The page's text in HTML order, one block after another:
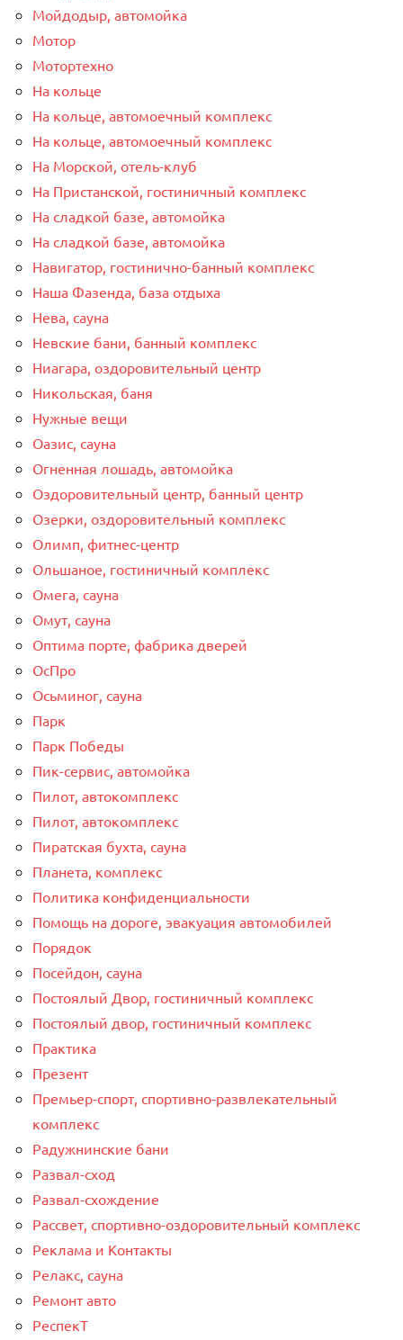
Мойдодыр, автомойка
Мотор
Мотортехно
На кольце
На кольце, автомоечный комплекс
На кольце, автомоечный комплекс
На Морской, отель-клуб
На Пристанской, гостиничный комплекс
На сладкой базе, автомойка
На сладкой базе, автомойка
Навигатор, гостинично-банный комплекс
Наша Фазенда, база отдыха
Нева, сауна
Невские бани, банный комплекс
Ниагара, оздоровительный центр
Никольская, баня
Нужные вещи
Оазис, сауна
Огненная лошадь, автомойка
Оздоровительный центр, банный центр
Озерки, оздоровительный комплекс
Олимп, фитнес-центр
Ольшаное, гостиничный комплекс
Омега, сауна
Омут, сауна
Оптима порте, фабрика дверей
ОсПро
Осьминог, сауна
Парк
Парк Победы
Пик-сервис, автомойка
Пилот, автокомплекс
Пилот, автокомплекс
Пиратская бухта, сауна
Планета, комплекс
Политика конфиденциальности
Помощь на дороге, эвакуация автомобилей
Порядок
Посейдон, сауна
Постоялый Двор, гостиничный комплекс
Постоялый двор, гостиничный комплекс
Практика
Презент
Премьер-спорт, спортивно-развлекательный
комплекс
Радужнинские бани
Развал-сход
Развал-схождение
Рассвет, спортивно-оздоровительный комплекс
Реклама и Контакты
Релакс, сауна
Ремонт авто
РеспекТ